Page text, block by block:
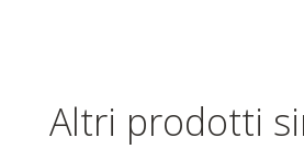
Altri prodotti